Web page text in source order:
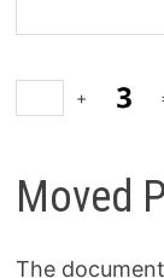
+
Moved
The